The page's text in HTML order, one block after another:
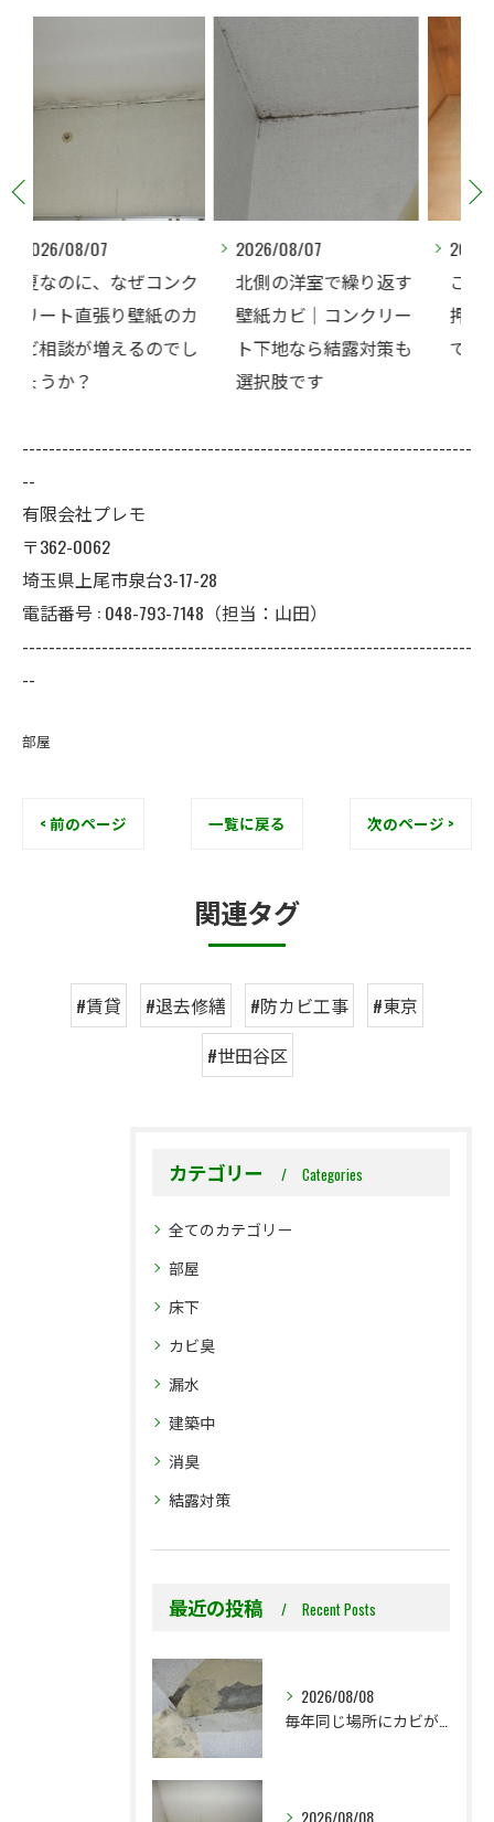
2026/08/07
北側の洋室で繰り返す
壁紙カビ｜コンクリー
ト下地なら結露対策も
選択肢です
2026/08/06
ご家庭でカビ取りした
押入れ、そのままにし
ていませんか？
--------------------------------------------------------------------
--
有限会社プレモ
〒362-0062
埼玉県上尾市泉台3-17-28
電話番号 : 048-793-7148（担当：山田）
--------------------------------------------------------------------
--
部屋
< 前のページ 一覧に戻る 次のページ >
関連タグ
#賃貸 #退去修繕 #防カビ工事
#東京
#世田谷区
カテゴリー Categories
全てのカテゴリー
部屋
床下
カビ臭
漏水
建築中
消臭
結露対策
最近の投稿 Recent Posts
2026/08/08
2026/08/08